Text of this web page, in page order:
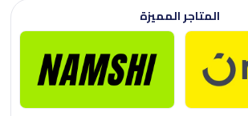
المتاجر المميزة